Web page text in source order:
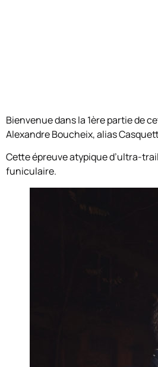
Bienvenue dans la 1ère partie de
Alexandre Boucheix, alias
Cette épreuve atypique d’ultra-
funiculaire.